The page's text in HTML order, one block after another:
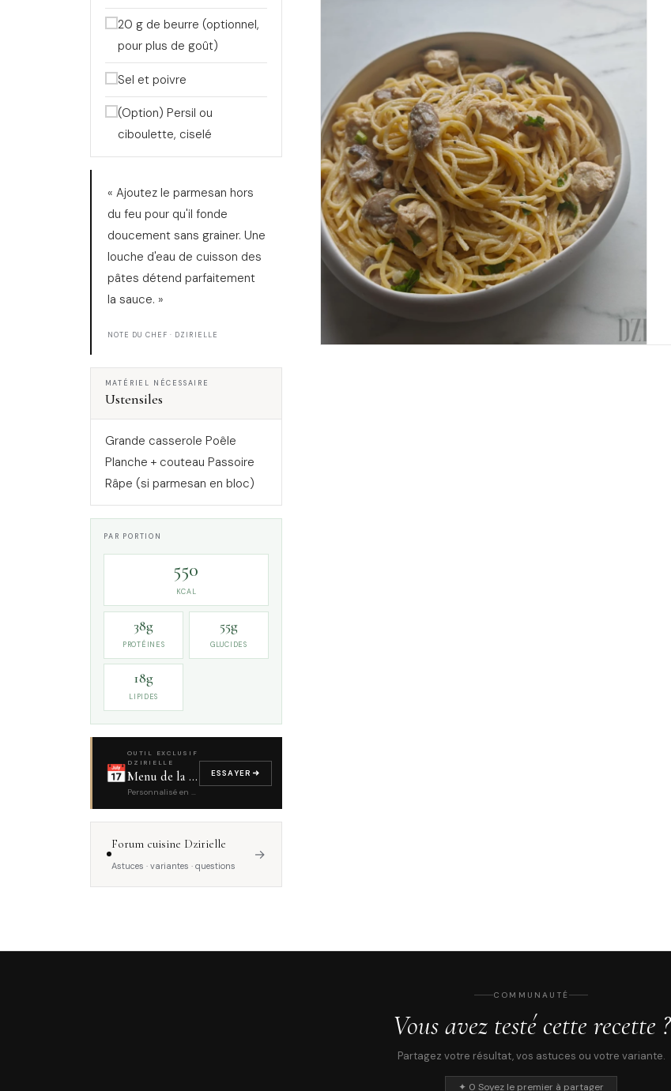
« Ajoutez le parmesan hors
du feu pour qu'il fonde
doucement sans grainer. Une
louche d'eau de cuisson des
pâtes détend parfaitement
la sauce. »
NOTE DU CHEF · DZIRIELLE
PAR PORTION
550
KCAL
38g
PROTÉINES
55g
GLUCIDES
18g
LIPIDES
20 g de beurre (optionnel,
pour plus de goût)
Sel et poivre
(Option) Persil ou
ciboulette, ciselé
MATÉRIEL NÉCESSAIRE
Ustensiles
Grande casserole Poêle
Planche + couteau Passoire
Râpe (si parmesan en bloc)
📅
OUTIL EXCLUSIF
DZIRIELLE
Menu de la semaine
Personnalisé en 4 questions
ESSAYER
Forum cuisine Dzirielle
Astuces · variantes · questions
→
COMMUNAUTÉ
Vous avez testé cette recette ?
Partagez votre résultat, vos astuces ou votre variante.
✦ 0 Soyez le premier à partager